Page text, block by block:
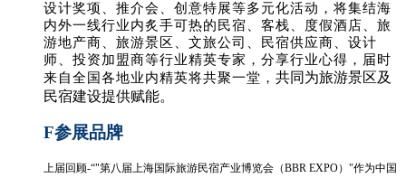
设计奖项、推介会、创意特展等多元化活动，将集结海
内外一线行业内炙手可热的民宿、客栈、度假酒店、旅
游地产商、旅游景区、文旅公司、民宿供应商、设计
师、投资加盟商等行业精英专家，分享行业心得，届时
来自全国各地业内精英将共聚一堂， 共同为旅游景区及
民宿建设提供赋能。
F参展品牌
上届回顾-“"第八届上海国际旅游民宿产业博览会（BBR EXPO）"作为中国